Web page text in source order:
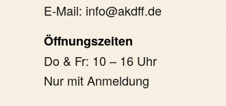
E-Mail: info@akdff.de
Öffnungszeiten
Do & Fr: 10 – 16 Uhr
Nur mit Anmeldung